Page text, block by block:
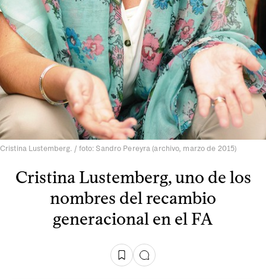
Cristina Lustemberg. / foto: Sandro Pereyra (archivo, marzo de 2015)
Cristina Lustemberg, uno de los
nombres del recambio
generacional en el FA